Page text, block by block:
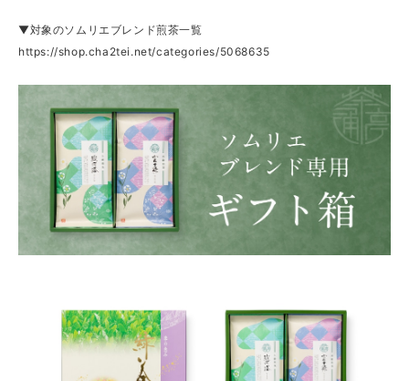
▼対象のソムリエブレンド煎茶一覧
https://shop.cha2tei.net/categories/5068635